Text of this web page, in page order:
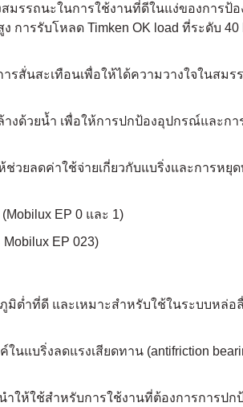
มรรถนะในการใช้งานที่ดีในแง่ของการป้
รรับโหลด Timken OK load ที่ระดับ 40
สั่นสะเทือนเพื่อให้ได้ความวางใจในสม
งด้วยน้ำ เพื่อให้การปกป้องอุปกรณ์และก
วยลดค่าใช้จ่ายเกี่ยวกับแบริ่งและการหยุ
EP 0 และ 1)
EP 023)
ำที่ดี และเหมาะสำหรับใช้ในระบบหล่อ
แบริ่งลดแรงเสียดทาน (antifriction
ให้ใช้สำหรับการใช้งานที่ต้องการการปก